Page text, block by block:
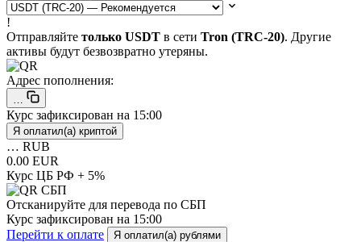
!
Отправляйте только USDT в сети Tron (TRC-20). Другие
активы будут безвозвратно утеряны.
Адрес пополнения:
Курс зафиксирован на 15:00
Я оплатил(а) криптой
… RUB
0.00 EUR
Курс ЦБ РФ + 5%
Отсканируйте для перевода по СБП
Курс зафиксирован на 15:00
Перейти к оплате
Я оплатил(а) рублями